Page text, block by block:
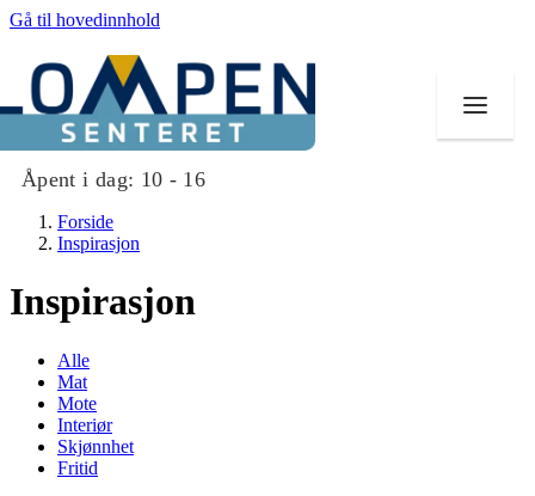
Gå til hovedinnhold
Åpent i dag: 10 - 16
Butikker
Mat og drikke
Aktiviteter
Tilbud
Forside
Inspirasjon
Inspirasjon
Alle
Mat
Mote
Interiør
Skjønnhet
Fritid